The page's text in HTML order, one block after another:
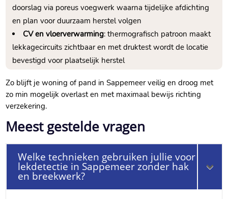
doorslag via poreus voegwerk waarna tijdelijke afdichting
en plan voor duurzaam herstel volgen
CV en vloerverwarming: thermografisch patroon maakt
lekkagecircuits zichtbaar en met druktest wordt de locatie
bevestigd voor plaatselijk herstel
Zo blijft je woning of pand in Sappemeer veilig en droog met
zo min mogelijk overlast en met maximaal bewijs richting
verzekering.​
Meest gestelde vragen
Welke technieken gebruiken jullie voor
lekdetectie in Sappemeer zonder hak
en breekwerk?